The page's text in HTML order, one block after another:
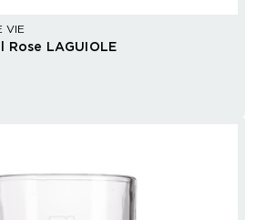
VIE
Rose LAGUIOLE